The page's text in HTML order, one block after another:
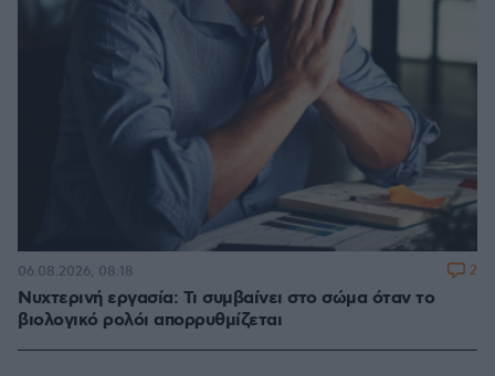
Νυχτερινή εργασία: Τι συμβαίνει στο σώμα όταν το
βιολογικό ρολόι απορρυθμίζεται
06.08.2026, 08:18 2